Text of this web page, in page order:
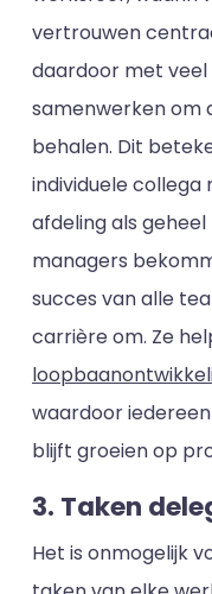
vertrouwen
daardoor met veel
samenwerken om
behalen. Dit
individuele collega
afdeling als
managers
succes van alle
carrière om. Ze
waardoor
blijft groeien op
3. Taken
Het is onmogelijk